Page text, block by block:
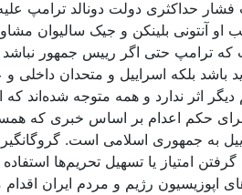
حداکثری دولت دونالد ترامپ
آنتونی بلینکن و جیک سالیوان
ترامپ حتی اگر رییس جمهور
باشد بلکه اسراییل و متحدان داخلی
دیگر اثر ندارد و همه متوجه
حکم اعدام بر اساس خبری که
به جمهوری اسلامی است.
امتیاز یا تسهیل تحریم‌ها
رژیم و مردم ایران